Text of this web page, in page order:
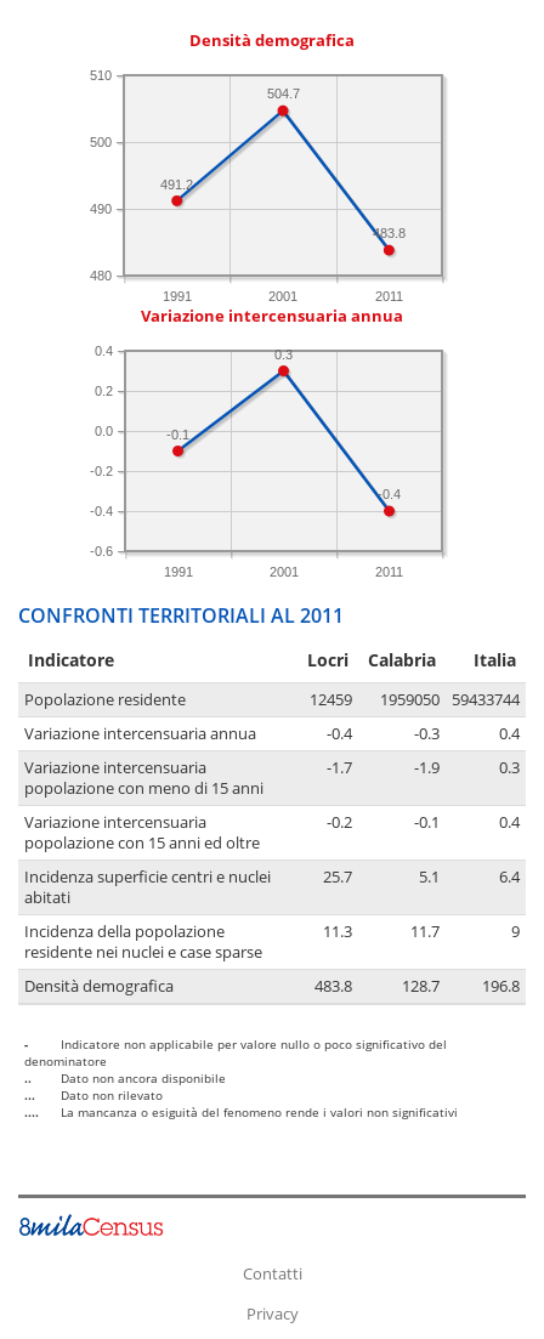
Densità demografica
1991 2001 2011
480
490
500
510
483.8
504.7
491.2
Variazione intercensuaria annua
1991 2001 2011
-0.6
-0.4
-0.2
0.0
0.2
0.4
-0.4
0.3
-0.1
CONFRONTI TERRITORIALI AL 2011
Indicatore Locri Calabria Italia
Popolazione residente 12459 1959050
59433744
Variazione intercensuaria annua
-0.4 -0.3
0.4
Variazione intercensuaria
popolazione con meno di 15 anni
-1.7 -1.9 0.3
Variazione intercensuaria
popolazione con 15 anni ed oltre
-0.2 -0.1 0.4
Incidenza superficie centri e nuclei
abitati
25.7 5.1 6.4
Incidenza della popolazione
residente nei nuclei e case sparse
11.3 11.7 9
Densità demografica 483.8 128.7 196.8
-
Indicatore non applicabile per valore nullo o poco significativo del
denominatore
..
Dato non ancora disponibile
...
Dato non rilevato
....
La mancanza o esiguità del fenomeno rende i valori non significativi
Contatti
Privacy